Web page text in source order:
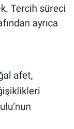
Tercih süreci
ayrıca
afet,